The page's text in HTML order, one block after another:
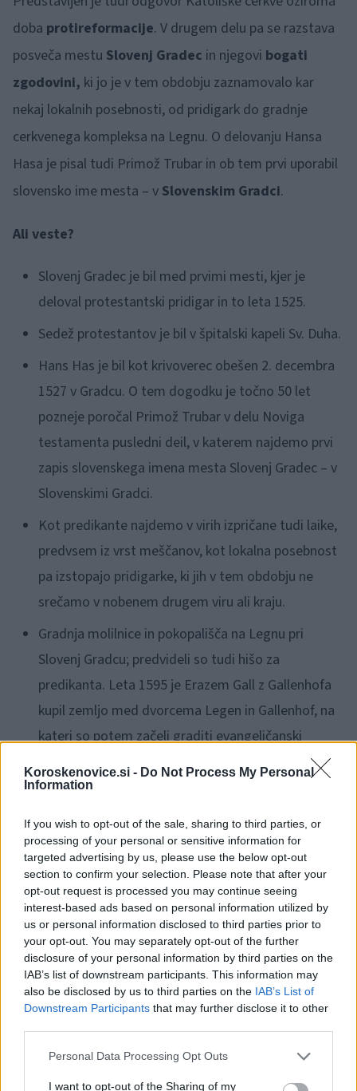
Koroskenovice.si - Do Not Process My Personal
Information
If you wish to opt-out of the sale, sharing to third parties, or
processing of your personal or sensitive information for
targeted advertising by us, please use the below opt-out
section to confirm your selection. Please note that after your
opt-out request is processed you may continue seeing
interest-based ads based on personal information utilized by
us or personal information disclosed to third parties prior to
your opt-out. You may separately opt-out of the further
disclosure of your personal information by third parties on the
IAB’s list of downstream participants. This information may
also be disclosed by us to third parties on the IAB’s List of
Downstream Participants that may further disclose it to other
Please note that this website/app uses one or more Google
not limited to your visit or usage behaviour. You may click to
Personal Data Processing Opt Outs
I want to opt-out of the Sharing of my
doba protireformacije. V drugem delu pa se razstava
posveča mestu Slovenj Gradec in njegovi bogati
zgodovini, ki jo je v tem obdobju zaznamovalo kar
nekaj lokalnih posebnosti, od pridigark do gradnje
cerkvenega kompleksa na Legnu. O delovanju Hansa
Hasa je pisal tudi Primož Trubar in ob tem prvi uporabil
slovensko ime mesta – v Slovenskim Gradci.
Ali veste?
Slovenj Gradec je bil med prvimi mesti, kjer je
deloval protestantski pridigar in to leta 1525.
Sedež protestantov je bil v špitalski kapeli Sv. Duha.
Hans Has je bil kot krivoverec obešen 2. decembra
1527 v Gradcu. O tem dogodku je točno 50 let
pozneje poročal Primož Trubar v delu Noviga
testamenta pusledni deil, v katerem najdemo prvi
zapis slovenskega imena mesta Slovenj Gradec – v
Slovenskimi Gradci.
Kot predikante najdemo v virih izpričane tudi laike,
predvsem iz vrst meščanov, kot lokalna posebnost
pa izstopajo pridigarke, ki jih v tem obdobju ne
srečamo v nobenem drugem viru ali kraju.
Gradnja molilnice in pokopališča na Legnu pri
Slovenj Gradcu; predvideli so tudi hišo za
predikanta. Leta 1595 je Erazem Gall z Gallenhofa
kupil zemljo med dvorcema Legen in Gallenhof, na
kateri so potem začeli graditi evangeličanski
kompleks in ga dokončali do leta 1598. Na tem
pokopališču so pokopavali tudi protestante z
poročila vizitacijske komisije samo to, da ga je ta
že leta 1600 porušila.